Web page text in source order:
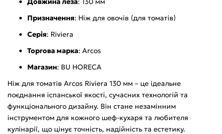
Призначення: Ніж для овочів (для томатів)
Серія: Riviera
Торгова марка: Arcos
Магазин: BU HORECA
Ніж для томатів Arcos Riviera 130 мм – це ідеальне
поєднання іспанської якості, сучасних технологій та
функціонального дизайну. Він стане незамінним
інструментом для кожного шеф-кухаря та любителя
кулінарії, що цінує точність, надійність та естетику.